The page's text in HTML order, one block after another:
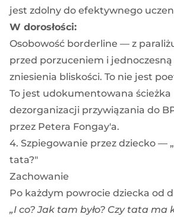
jest zdolny do efektywnego
W dorosłości:
Osobowość borderline — z
przed porzuceniem i
zniesienia bliskości. To nie jest
To jest udokumentowana ścieżka
dezorganizacji przywiązania do
przez Petera Fongay'a.
4. Szpiegowanie przez dziecko —
tata?"
Zachowanie
Po każdym powrocie dziecka od
„I co? Jak tam było? Czy tata ma